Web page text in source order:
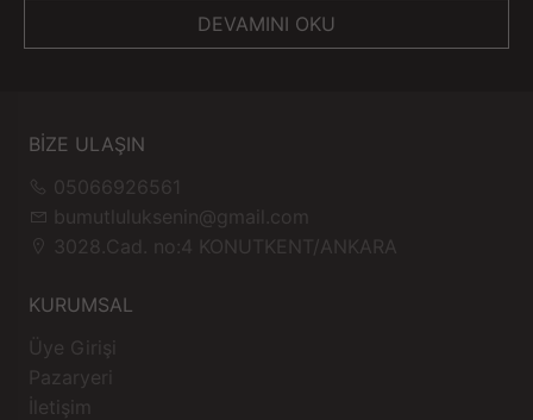
DEVAMINI OKU
BİZE ULAŞIN
05066926561
bumutluluksenin@gmail.com
3028.Cad. no:4 KONUTKENT/ANKARA
KURUMSAL
Üye Girişi
Pazaryeri
İletişim